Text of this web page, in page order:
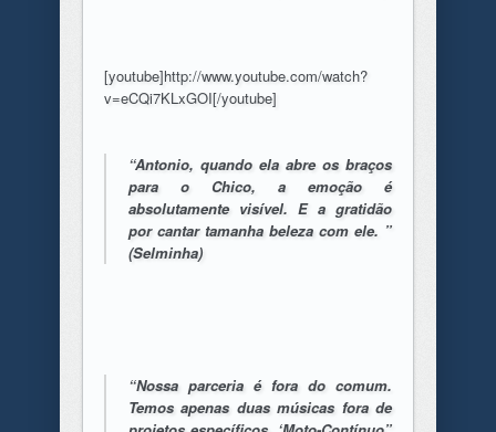
[youtube]http://www.youtube.com/watch?
v=eCQi7KLxGOI[/youtube]
“Antonio, quando ela abre os braços
para o Chico, a emoção é
absolutamente visível. E a gratidão
por cantar tamanha beleza com ele. ”
(Selminha)
“Nossa parceria é fora do comum.
Temos apenas duas músicas fora de